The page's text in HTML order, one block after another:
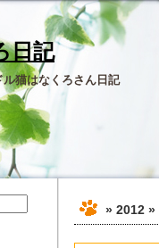
日記
猫はなくろさん日記
» 2012 »